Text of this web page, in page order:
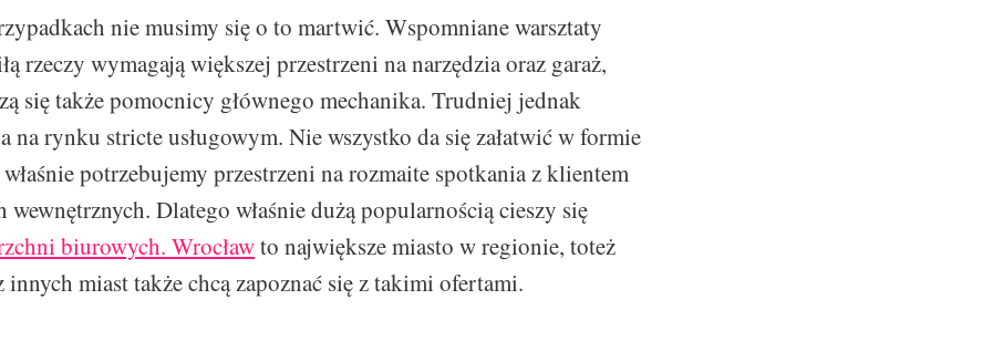
nie musimy się o to martwić. Wspomniane warsztaty
rzeczy wymagają większej przestrzeni na narzędzia oraz garaż,
się także pomocnicy głównego mechanika. Trudniej jednak
na rynku stricte usługowym. Nie wszystko da się załatwić w formie
potrzebujemy przestrzeni na rozmaite spotkania z klientem
wewnętrznych. Dlatego właśnie dużą popularnością cieszy się
biurowych. Wrocławto największe miasto w regionie, toteż
miast także chcą zapoznać się z takimi ofertami.